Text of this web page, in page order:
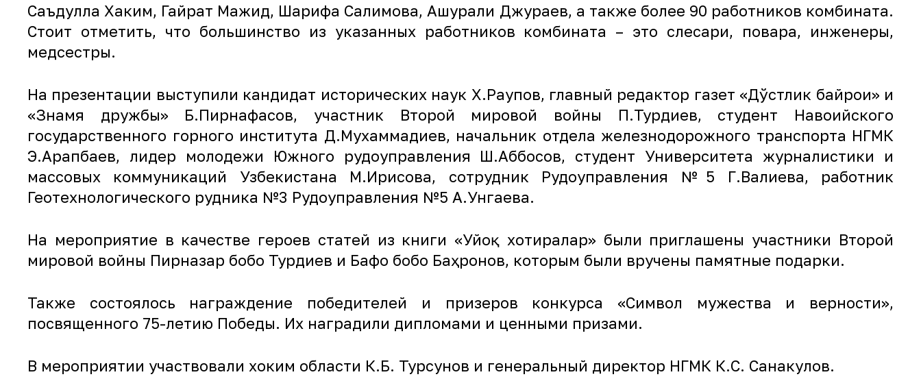
Саъдулла Хаким, Гайрат Мажид, Шарифа Салимова, Ашурали Джураев, а также более 90 работников комбината.
Стоит отметить, что большинство из указанных работников комбината – это слесари, повара, инженеры,
медсестры.
На презентации выступили кандидат исторических наук Х.Раупов, главный редактор газет «Дўстлик байроғи» и
«Знамя дружбы» Б.Пирнафасов, участник Второй мировой войны П.Турдиев, студент Навоийского
государственного горного института Д.Мухаммадиев, начальник отдела железнодорожного транспорта НГМК
Э.Арапбаев, лидер молодежи Южного рудоуправления Ш.Аббосов, студент Университета журналистики и
массовых коммуникаций Узбекистана М.Ирисова, сотрудник Рудоуправления №5 Г.Валиева, работник
Геотехнологического рудника №3 Рудоуправления №5 А.Унгаева.
На мероприятие в качестве героев статей из книги «Уйғоқ хотиралар» были приглашены участники Второй
мировой войны Пирназар бобо Турдиев и Бафо бобо Баҳронов, которым были вручены памятные подарки.
Также состоялось награждение победителей и призеров конкурса «Символ мужества и верности»,
посвященного 75-летию Победы. Их наградили дипломами и ценными призами.
В мероприятии участвовали хоким области К.Б. Турсунов и генеральный директор НГМК К.С. Санакулов.